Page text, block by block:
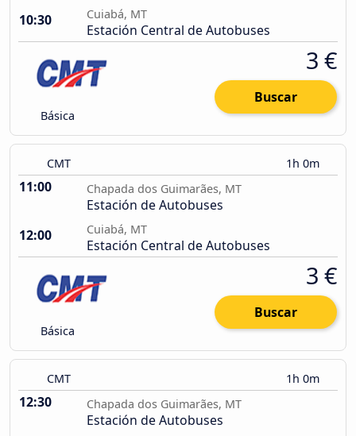
10:30
Cuiabá, MT
Estación Central de Autobuses
Básica
3 €
Buscar
CMT 1h 0m
11:00 Chapada dos Guimarães, MT
Estación de Autobuses
12:00
Cuiabá, MT
Estación Central de Autobuses
Básica
3 €
Buscar
CMT 1h 0m
12:30 Chapada dos Guimarães, MT
Estación de Autobuses